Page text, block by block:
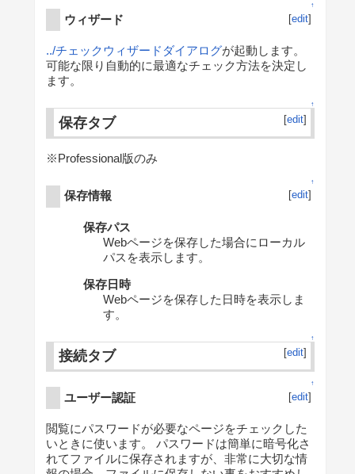
↑
ウィザード [edit]
../チェックウィザードダイアログが起動します。
可能な限り自動的に最適なチェック方法を決定し
ます。
↑
保存タブ [edit]
※Professional版のみ
↑
保存情報 [edit]
保存パス
Webページを保存した場合にローカル
パスを表示します。
保存日時
Webページを保存した日時を表示しま
す。
↑
接続タブ [edit]
↑
ユーザー認証 [edit]
閲覧にパスワードが必要なページをチェックした
いときに使います。 パスワードは簡単に暗号化さ
れてファイルに保存されますが、非常に大切な情